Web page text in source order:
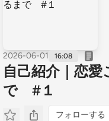
2026-06-01 16:08
自己紹介｜恋
で #１
フォローする